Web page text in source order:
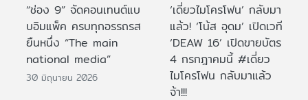
“ช่อง 9” จัดคอนเทนต์แบ
บอิมแพ็ค ครบทุกอรรถรส
ยืนหนึ่ง “The main
national media”
30 มิถุนายน 2026
‘เดี่ยวไมโครโฟน’ กลับมา
แล้ว! ‘โน้ส อุดม’ เปิดเวที
‘DEAW 16’ เปิดขายบัตร
4 กรกฎาคมนี้ #เดี่ยว
ไมโครโฟน กลับมาแล้ว
จ้า!!!